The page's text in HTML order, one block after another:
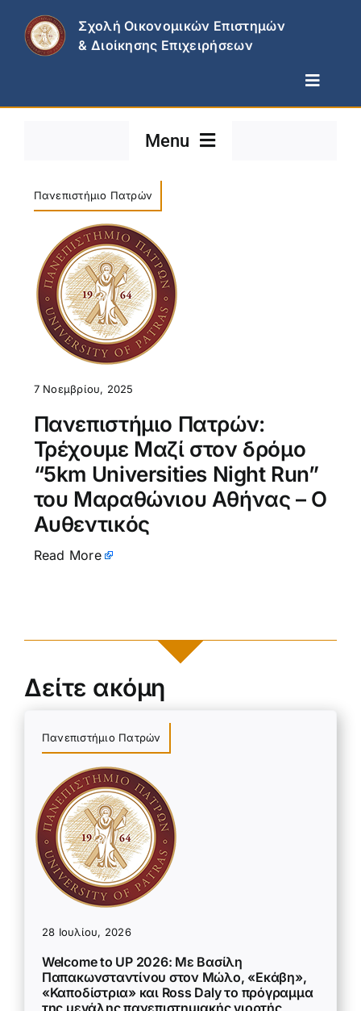
content
Σχολή Οικονομικών Επιστημών
& Διοίκησης Επιχειρήσεων
Toggle
Επικαιρότητα
Επικοινωνία
Menu
Νέα – Ανακοινώσεις
Διακρίσεις
Προκηρύξεις
Πανεπιστήμιο Πατρών
7 Νοεμβρίου, 2025
Πανεπιστήμιο Πατρών:
Τρέχουμε Μαζί στον δρόμο
“5km Universities Night Run”
του Μαραθώνιου Αθήνας – Ο
Αυθεντικός
Read More
Δείτε ακόμη
Πανεπιστήμιο Πατρών
28 Ιουλίου, 2026
Welcome to UP 2026: Με Βασίλη
Παπακωνσταντίνου στον Μώλο, «Εκάβη»,
«Καποδίστρια» και Ross Daly το πρόγραμμα
της μεγάλης πανεπιστημιακής γιορτής